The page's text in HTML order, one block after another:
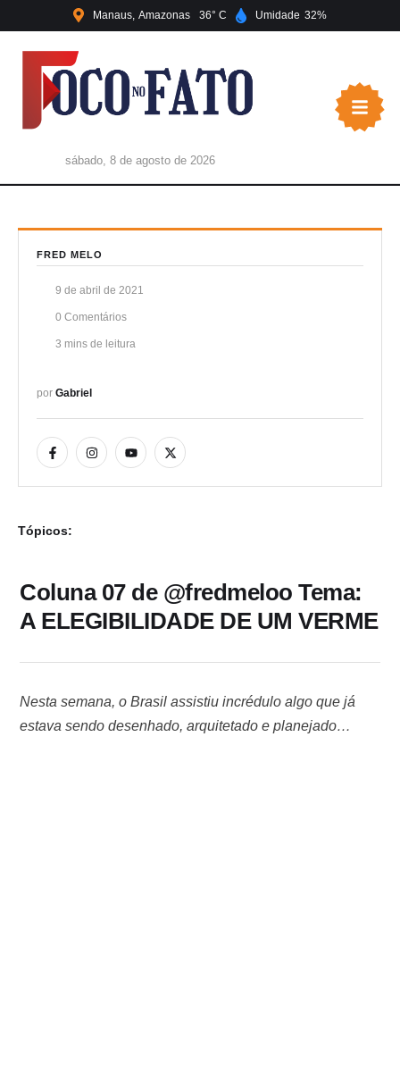
Manaus Amazonas 36 Umidade 32
sábado, 8 de agosto de 2026
FRED MELO
9 de abril de 2021
0 Comentários
3 mins de leitura
por Gabriel
Tópicos:
Coluna 07 de @fredmeloo Tema:
A ELEGIBILIDADE DE UM VERME
Nesta semana, o Brasil assistiu incrédulo algo que já
estava sendo desenhado, arquitetado e planejado